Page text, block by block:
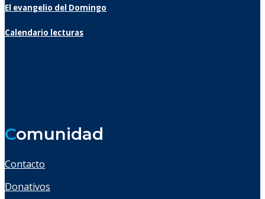
El evangelio del Domingo
Calendario lecturas
Comunidad
Contacto
Donativos